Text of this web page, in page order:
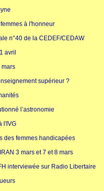
à l'honneur
n°40 de la CEDEF/CEDAW
avril
mars
supérieur ?
l’astronomie
l'IVG
des femmes handicapées
3 mars et 7 et 8 mars
interviewée sur Radio Libertaire